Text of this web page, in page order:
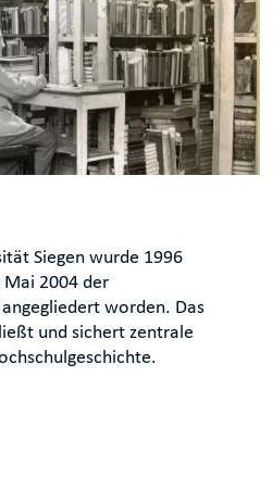
Siegen wurde 1996
2004 der
worden. Das
und sichert zentrale